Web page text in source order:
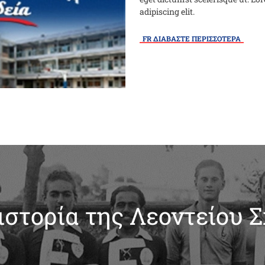
adipiscing elit.
FR ΔΙΑΒΑΣΤΕ ΠΕΡΙΣΣΟΤΕΡΑ
της Λεοντείου